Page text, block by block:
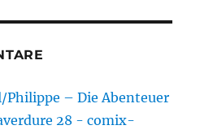
Philippe – Die Abenteuer
28 - comix-